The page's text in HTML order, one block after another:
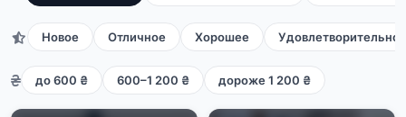
Новое Отличное Хорошее Удовлетворительное
до 600 ₴ 600–1 200 ₴ дороже 1 200 ₴